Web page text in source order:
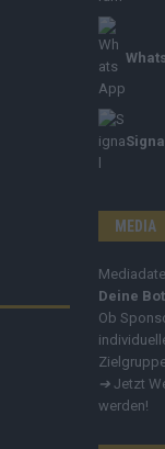
MEDIA
Deine
Ob
➔ Jetzt
werden!